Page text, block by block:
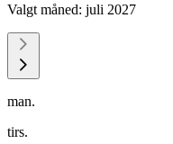
Valgt måned: juli 2027
man.
tirs.